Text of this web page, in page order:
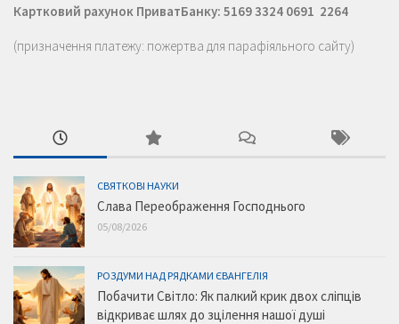
Картковий рахунок ПриватБанку: 5169 3324 0691 2264
(призначення платежу: пожертва для парафіяльного сайту)
СВЯТКОВІ НАУКИ
Слава Переображення Господнього
05/08/2026
РОЗДУМИ НАД РЯДКАМИ ЄВАНГЕЛІЯ
Побачити Світло: Як палкий крик двох сліпців
відкриває шлях до зцілення нашої душі